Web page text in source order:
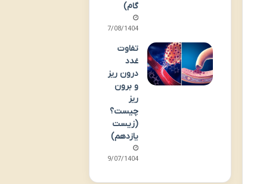
گام)
07/08/1404
تفاوت
غدد
درون ریز
و برون
ریز
چیست؟
(زیست
یازدهم)
29/07/1404